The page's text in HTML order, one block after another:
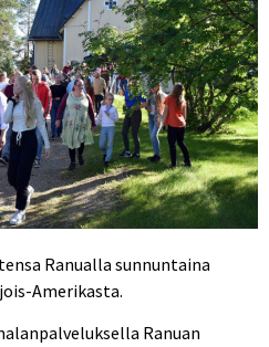
Ranualla sunnuntaina
Amerikasta.
Ranuan